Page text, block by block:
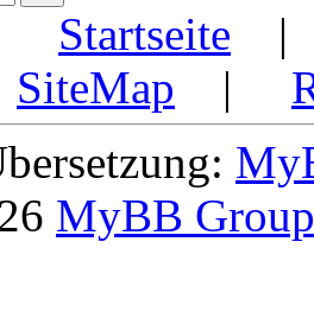
Startseite
SiteMap |
MyBB Group